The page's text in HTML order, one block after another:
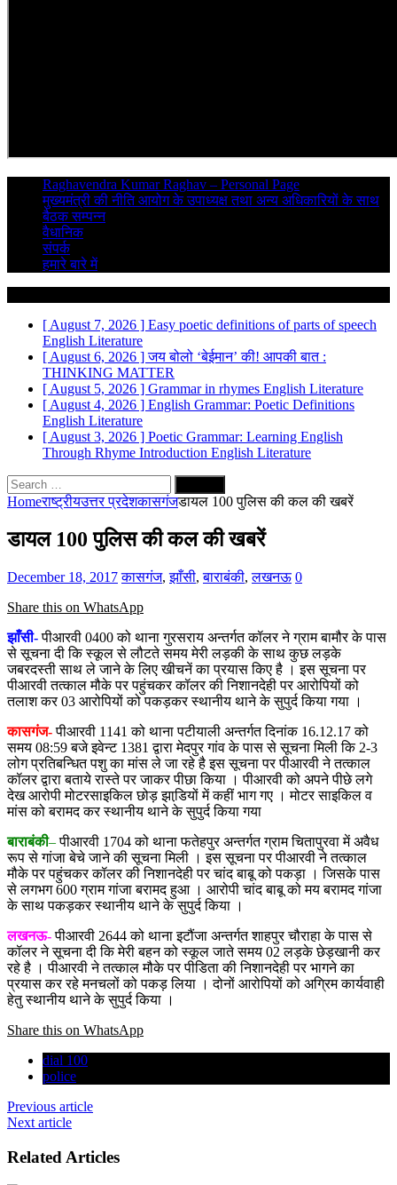
Raghavendra Kumar Raghav – Personal Page
मुख्यमंत्री की नीति आयोग के उपाध्यक्ष तथा अन्य अधिकारियों के साथ
बैठक सम्पन्न
वैधानिक
संपर्क
हमारे बारे में
[ August 7, 2026 ] Easy poetic definitions of parts of speech
English Literature
[ August 6, 2026 ]जय बोलो ‘बेईमान’ की! आपकी बात :
THINKING MATTER
[ August 5, 2026 ] Grammar in rhymes English Literature
[ August 4, 2026 ] English Grammar: Poetic Definitions
English Literature
[ August 3, 2026 ] Poetic Grammar: Learning English
Through Rhyme Introduction English Literature
Search
for:
Homeराष्ट्रीयउत्तर प्रदेशकासगंजडायल 100 पुलिस की कल की खबरें
डायल 100 पुलिस की कल की खबरें
December 18, 2017 कासगंज,झाँसी,बाराबंकी,लखनऊ 0
Share this on WhatsApp
झाँसी-पीआरवी 0400 को थाना गुरसराय अन्तर्गत कॉलर ने ग्राम बामौर के पास
से सूचना दी कि स्‍कूल से लौटते समय मेरी लड़की के साथ कुछ लड़के
जबरदस्‍ती साथ ले जाने के लिए खीचनें का प्रयास किए है । इस सूचना पर
पीआरवी तत्‍काल मौके पर पहुंचकर कॉलर की निशानदेही पर आरोपियों को
तलाश कर 03 आरोपियों को पकड़कर स्‍थानीय थाने के सुपुर्द किया गया ।
कासगंज-पीआरवी 1141 को थाना पटीयाली अन्तर्गत दिनांक 16.12.17 को
समय 08:59 बजे इवेन्ट 1381 द्वारा मेदपुर गांव के पास से सूचना मिली कि 2-3
लोग प्रतिबन्धित पशु का मांस ले जा रहे है इस सूचना पर पीआरवी ने तत्‍काल
कॉलर द्वारा बताये रास्‍ते पर जाकर पीछा किया । पीआरवी को अपने पीछे लगे
देख आरोपी मोटरसाइकिल छोड़ झाडि़यों में कहीं भाग गए । मोटर साइकिल व
मांस को बरामद कर स्‍थानीय थाने के सुपुर्द किया गया
बाराबंकी–पीआरवी 1704 को थाना फतेहपुर अन्तर्गत ग्राम चितापुरवा में अवैध
रूप से गांजा बेचे जाने की सूचना मिली । इस सूचना पर पीआरवी ने तत्‍काल
मौके पर पहुंचकर कॉलर की निशानदे‍ही पर चांद बाबू को पकड़ा । जिसके पास
से लगभग 600 ग्राम गांजा बरामद हुआ । आरोपी चांद बाबू को मय बरामद गांजा
के साथ पकड़कर स्‍थानीय थाने के सुपुर्द किया ।
लखनऊ-पीआरवी 2644 को थाना इटौंजा अन्तर्गत शाहपुर चौराहा के पास से
कॉलर ने सूचना दी कि मेरी बहन को स्‍कूल जाते समय 02 लड़के छेड़खानी कर
रहे है । पीआरवी ने तत्‍काल मौके पर पीडिता की निशानदेही पर भागने का
प्रयास कर रहे मनचलों को पकड़ लिया । दोनों आरोपियों को अग्रिम कार्यवाही
हेतु स्‍थानीय थाने के सुपुर्द किया ।
Share this on WhatsApp
dial 100
police
Previous article
Next article
Related Articles